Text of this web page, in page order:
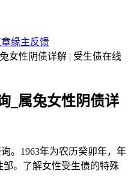
缘主反馈
女性阴债详解 | 受生债在线
_属兔女性阴债详
。1963年为农历癸卯年，年
。了解女性受生债的特殊